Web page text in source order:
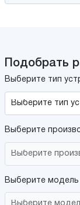
Подобрать
Выберите тип
Выберите
Выберите модель